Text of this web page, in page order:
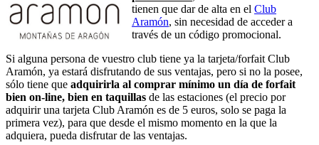
tienen que dar de alta en el Club
Aramón, sin necesidad de acceder a
través de un código promocional.
Si alguna persona de vuestro club tiene ya la tarjeta/forfait Club
Aramón, ya estará disfrutando de sus ventajas, pero si no la posee,
sólo tiene que adquirirla al comprar mínimo un día de forfait
bien on-line, bien en taquillas de las estaciones (el precio por
adquirir una tarjeta Club Aramón es de 5 euros, solo se paga la
primera vez), para que desde el mismo momento en la que la
adquiera, pueda disfrutar de las ventajas.